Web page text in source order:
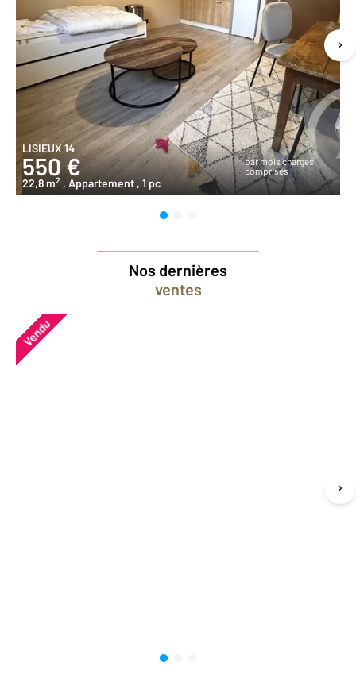
LISIEUX 14
550 €
par mois charges
comprises
22,8 m2 , Appartement , 1 pc
Nos dernières
ventes
Vendu